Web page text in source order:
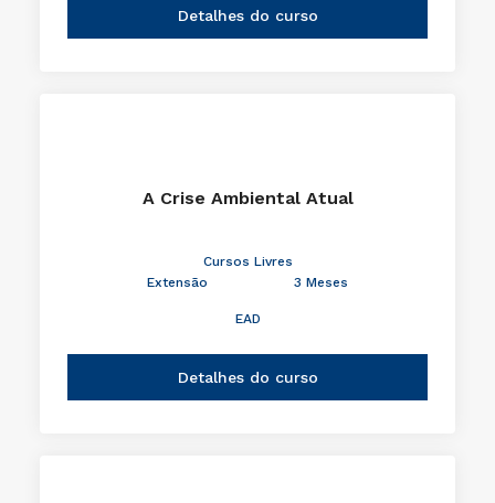
Detalhes do curso
A Crise Ambiental Atual
Cursos Livres
Extensão
3 Meses
EAD
Detalhes do curso